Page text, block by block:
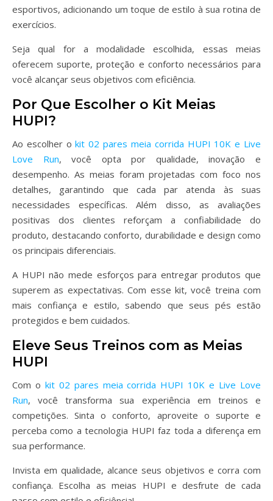
esportivos, adicionando um toque de estilo à sua rotina de
exercícios.
Seja qual for a modalidade escolhida, essas meias
oferecem suporte, proteção e conforto necessários para
você alcançar seus objetivos com eficiência.
Por Que Escolher o Kit Meias
HUPI?
Ao escolher okit 02 pares meia corrida HUPI 10K e Live
Love Run, você opta por qualidade, inovação e
desempenho. As meias foram projetadas com foco nos
detalhes, garantindo que cada par atenda às suas
necessidades específicas. Além disso, as avaliações
positivas dos clientes reforçam a confiabilidade do
produto, destacando conforto, durabilidade e design como
os principais diferenciais.
A HUPI não mede esforços para entregar produtos que
superem as expectativas. Com esse kit, você treina com
mais confiança e estilo, sabendo que seus pés estão
protegidos e bem cuidados.
Eleve Seus Treinos com as Meias
HUPI
Com o kit 02 pares meia corrida HUPI 10K e Live Love
Run, você transforma sua experiência em treinos e
competições. Sinta o conforto, aproveite o suporte e
perceba como a tecnologia HUPI faz toda a diferença em
sua performance.
Invista em qualidade, alcance seus objetivos e corra com
confiança. Escolha as meias HUPI e desfrute de cada